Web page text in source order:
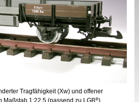
Tragfähigkeit (Xw) und offener
Maßstab 1 :22,5 (passend zu LGB®).